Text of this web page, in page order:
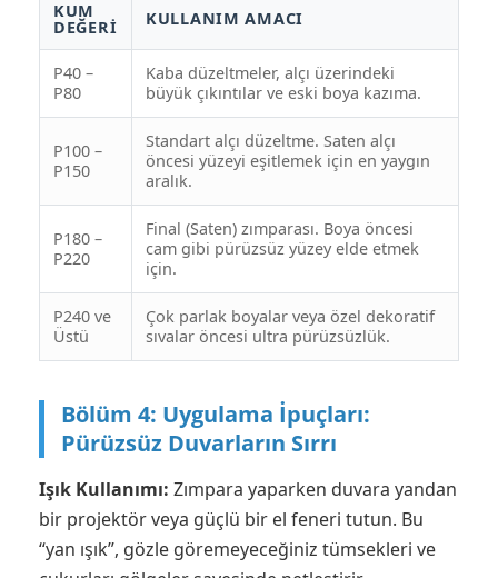
KUM
DEĞERI KULLANIM AMACI
P40 –
P80
Kaba düzeltmeler, alçı üzerindeki
büyük çıkıntılar ve eski boya kazıma.
P100 –
P150
Standart alçı düzeltme. Saten alçı
öncesi yüzeyi eşitlemek için en yaygın
aralık.
P180 –
P220
Final (Saten) zımparası. Boya öncesi
cam gibi pürüzsüz yüzey elde etmek
için.
P240 ve
Üstü
Çok parlak boyalar veya özel dekoratif
sıvalar öncesi ultra pürüzsüzlük.
Bölüm 4: Uygulama İpuçları:
Pürüzsüz Duvarların Sırrı
Işık Kullanımı: Zımpara yaparken duvara yandan
bir projektör veya güçlü bir el feneri tutun. Bu
“yan ışık”, gözle göremeyeceğiniz tümsekleri ve